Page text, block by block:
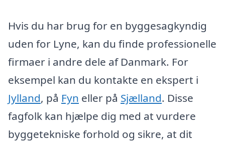
Hvis du har brug for en byggesagkyndig
uden for Lyne, kan du finde professionelle
firmaer i andre dele af Danmark. For
eksempel kan du kontakte en ekspert i
Jylland, på Fyn eller på Sjælland. Disse
fagfolk kan hjælpe dig med at vurdere
byggetekniske forhold og sikre, at dit